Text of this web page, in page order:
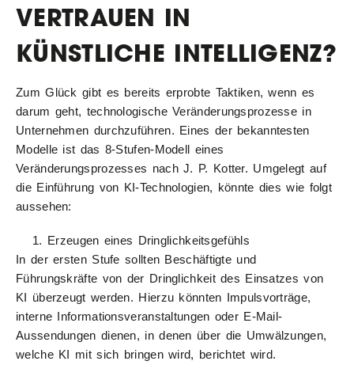
VERTRAUEN IN
KÜNSTLICHE INTELLIGENZ?
Zum Glück gibt es bereits erprobte Taktiken, wenn es
darum geht, technologische Veränderungsprozesse in
Unternehmen durchzuführen. Eines der bekanntesten
Modelle ist das 8-Stufen-Modell eines
Veränderungsprozesses nach J. P. Kotter. Umgelegt auf
die Einführung von KI-Technologien, könnte dies wie folgt
aussehen:
Erzeugen eines Dringlichkeitsgefühls
In der ersten Stufe sollten Beschäftigte und
Führungskräfte von der Dringlichkeit des Einsatzes von
KI überzeugt werden. Hierzu könnten Impulsvorträge,
interne Informationsveranstaltungen oder E-Mail-
Aussendungen dienen, in denen über die Umwälzungen,
welche KI mit sich bringen wird, berichtet wird.